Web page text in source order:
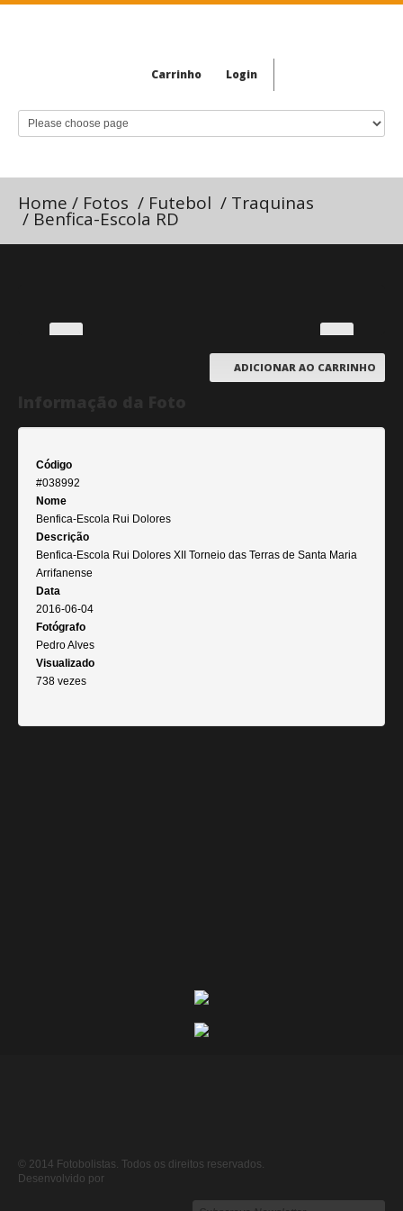
Carrinho Login
Home / Fotos / Futebol / Traquinas
/ Benfica-Escola RD
ADICIONAR AO CARRINHO
Código
#038992
Nome
Benfica-Escola Rui Dolores
Descrição
Benfica-Escola Rui Dolores XII Torneio das Terras de Santa Maria
Arrifanense
Data
2016-06-04
Fotógrafo
Pedro Alves
Visualizado
738 vezes
© 2014 Fotobolistas. Todos os direitos reservados.
Desenvolvido por